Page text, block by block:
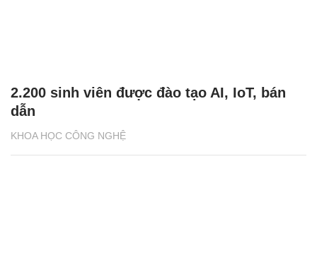
KHOA HỌC CÔNG NGHỆ
2.200 sinh viên được đào tạo AI, IoT, bán
dẫn